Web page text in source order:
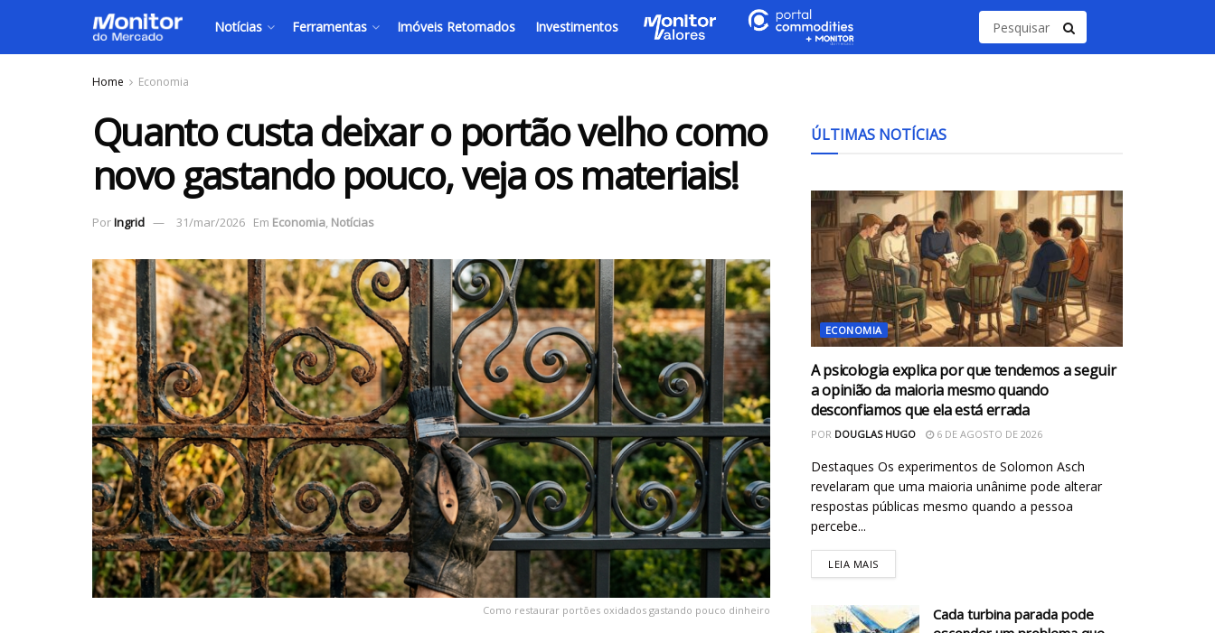
Notícias Ferramentas Imóveis Retomados Investimentos
Home Economia
Quanto custa deixar o portão velho como
novo gastando pouco, veja os materiais!
PorIngrid 31/mar/2026 Em Economia, Notícias
Como restaurar portões oxidados gastando pouco dinheiro
ÚLTIMAS NOTÍCIAS
ECONOMIA
A psicologia explica por que tendemos a seguir
a opinião da maioria mesmo quando
desconfiamos que ela está errada
POR DOUGLAS HUGO 6 DE AGOSTO DE 2026
Destaques Os experimentos de Solomon Asch
revelaram que uma maioria unânime pode alterar
respostas públicas mesmo quando a pessoa
percebe...
LEIA MAIS
Cada turbina parada pode